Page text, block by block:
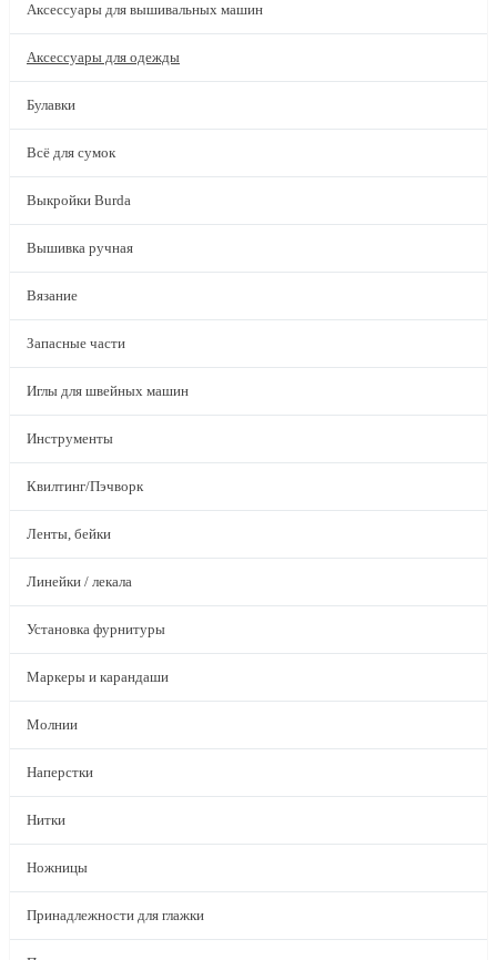
Аксессуары для вышивальных машин
Аксессуары для одежды
Булавки
Всё для сумок
Выкройки Burda
Вышивка ручная
Вязание
Запасные части
Иглы для швейных машин
Инструменты
Квилтинг/Пэчворк
Ленты, бейки
Линейки / лекала
Установка фурнитуры
Маркеры и карандаши
Молнии
Наперстки
Нитки
Ножницы
Принадлежности для глажки